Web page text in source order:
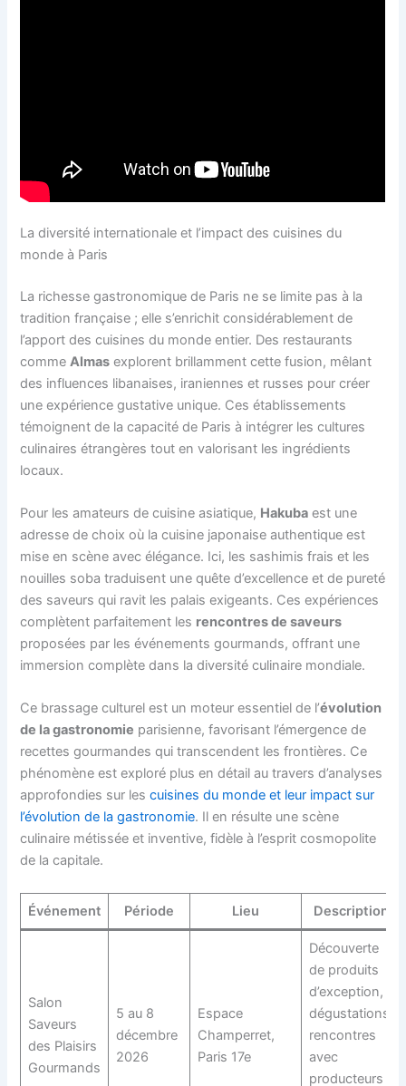
La diversité internationale et l’impact des cuisines du
monde à Paris
La richesse gastronomique de Paris ne se limite pas à la
tradition française ; elle s’enrichit considérablement de
l’apport des cuisines du monde entier. Des restaurants
comme Almas explorent brillamment cette fusion, mêlant
des influences libanaises, iraniennes et russes pour créer
une expérience gustative unique. Ces établissements
témoignent de la capacité de Paris à intégrer les cultures
culinaires étrangères tout en valorisant les ingrédients
locaux.
Pour les amateurs de cuisine asiatique, Hakuba est une
adresse de choix où la cuisine japonaise authentique est
mise en scène avec élégance. Ici, les sashimis frais et les
nouilles soba traduisent une quête d’excellence et de pureté
des saveurs qui ravit les palais exigeants. Ces expériences
complètent parfaitement les rencontres de saveurs
proposées par les événements gourmands, offrant une
immersion complète dans la diversité culinaire mondiale.
Ce brassage culturel est un moteur essentiel de l’évolution
de la gastronomie parisienne, favorisant l’émergence de
recettes gourmandes qui transcendent les frontières. Ce
phénomène est exploré plus en détail au travers d’analyses
approfondies sur lescuisines du monde et leur impact sur
l’évolution de la gastronomie. Il en résulte une scène
culinaire métissée et inventive, fidèle à l’esprit cosmopolite
de la capitale.
Événement Période Lieu Description
Salon
Saveurs
des Plaisirs
Gourmands
5 au 8
décembre
2026
Espace
Champerret,
Paris 17e
Découverte
de produits
d’exception,
dégustations,
rencontres
avec
producteurs